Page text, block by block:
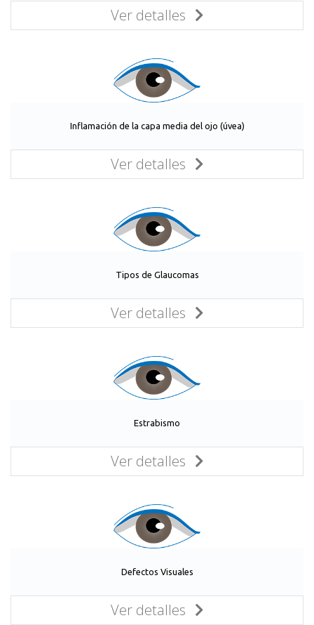
Ver detalles
Inflamación de la capa media del ojo (úvea)
Ver detalles
Tipos de Glaucomas
Ver detalles
Estrabismo
Ver detalles
Defectos Visuales
Ver detalles